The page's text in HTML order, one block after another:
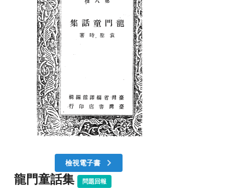
檢視電子書
龍門童話集 問題回報